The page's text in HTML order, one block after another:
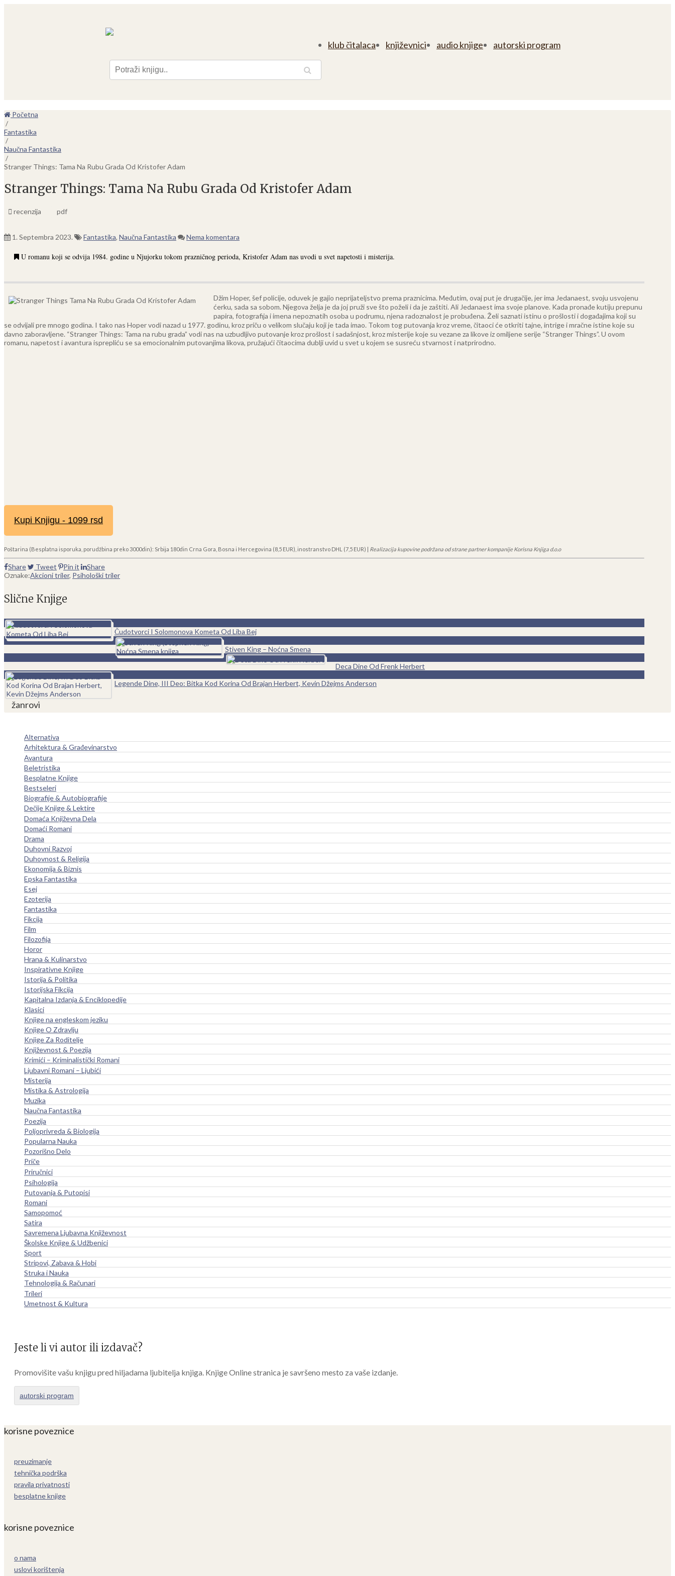
klub čitalaca književnici audio knjige autorski program
Početna
/
Fantastika
/
Naučna Fantastika
/
Stranger Things: Tama Na Rubu Grada Od Kristofer Adam
Stranger Things: Tama Na Rubu Grada Od Kristofer Adam
recenzija pdf
1. Septembra 2023. Fantastika, Naučna Fantastika Nema komentara
U romanu koji se odvija 1984. godine u Njujorku tokom prazničnog perioda, Kristofer Adam nas uvodi u svet napetosti i misterija.
Džim Hoper, šef policije, oduvek je gajio neprijateljstvo prema praznicima. Međutim, ovaj put je drugačije, jer ima Jedanaest, svoju usvojenu
ćerku, sada sa sobom. Njegova želja je da joj pruži sve što poželi i da je zaštiti. Ali Jedanaest ima svoje planove. Kada pronađe kutiju prepunu
papira, fotografija i imena nepoznatih osoba u podrumu, njena radoznalost je probuđena. Želi saznati istinu o prošlosti i događajima koji su
se odvijali pre mnogo godina. I tako nas Hoper vodi nazad u 1977. godinu, kroz priču o velikom slučaju koji je tada imao. Tokom tog putovanja kroz vreme, čitaoci će otkriti tajne, intrige i mračne istine koje su
davno zaboravljene. “Stranger Things: Tama na rubu grada” vodi nas na uzbudljivo putovanje kroz prošlost i sadašnjost, kroz misterije koje su vezane za likove iz omiljene serije “Stranger Things”. U ovom
romanu, napetost i avantura isprepliću se sa emocionalnim putovanjima likova, pružajući čitaocima dublji uvid u svet u kojem se susreću stvarnost i natprirodno.
Kupi Knjigu - 1099 rsd
Poštarina (Besplatna isporuka, porudžbina preko 3000din): Srbija 180din Crna Gora, Bosna i Hercegovina (8,5 EUR), inostranstvo DHL (7,5 EUR) | Realizacija kupovine podržana od strane partner kompanije Korisna Knjiga d.o.o
Share Tweet Pin it
Share
Oznake:Akcioni triler, Psihološki triler
Slične Knjige
Čudotvorci I Solomonova Kometa Od Liba Bej
Stiven King – Noćna Smena
Deca Dine Od Frenk Herbert
Legende Dine, III Deo: Bitka Kod Korina Od Brajan Herbert, Kevin Džejms Anderson
žanrovi
Alternativa
Arhitektura & Građevinarstvo
Avantura
Beletristika
Besplatne Knjige
Bestseleri
Biografije & Autobiografije
Dečije Knjige & Lektire
Domaća Književna Dela
Domaći Romani
Drama
Duhovni Razvoj
Duhovnost & Religija
Ekonomija & Biznis
Epska Fantastika
Esej
Ezoterija
Fantastika
Fikcija
Film
Filozofija
Horor
Hrana & Kulinarstvo
Inspirativne Knjige
Istorija & Politika
Istorijska Fikcija
Kapitalna Izdanja & Enciklopedije
Klasici
Knjige na engleskom jeziku
Knjige O Zdravlju
Knjige Za Roditelje
Književnost & Poezija
Krimići – Kriminalistički Romani
Ljubavni Romani – Ljubići
Misterija
Mistika & Astrologija
Muzika
Naučna Fantastika
Poezija
Poljoprivreda & Biologija
Popularna Nauka
Pozorišno Delo
Priče
Priručnici
Psihologija
Putovanja & Putopisi
Romani
Samopomoć
Satira
Savremena Ljubavna Književnost
Školske Knjige & Udžbenici
Sport
Stripovi, Zabava & Hobi
Struka i Nauka
Tehnologija & Računari
Trileri
Umetnost & Kultura
Jeste li vi autor ili izdavač?
Promovišite vašu knjigu pred hiljadama ljubitelja knjiga. Knjige Online stranica je savršeno mesto za vaše izdanje.
autorski program
korisne poveznice
preuzimanje
tehnička podrška
pravila privatnosti
besplatne knjige
korisne poveznice
o nama
uslovi korištenja